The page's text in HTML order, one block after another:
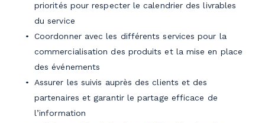
priorités pour respecter le calendrier des livrables
du service
Coordonner avec les différents services pour la
commercialisation des produits et la mise en place
des événements
Assurer les suivis auprès des clients et des
partenaires et garantir le partage efficace de
l’information